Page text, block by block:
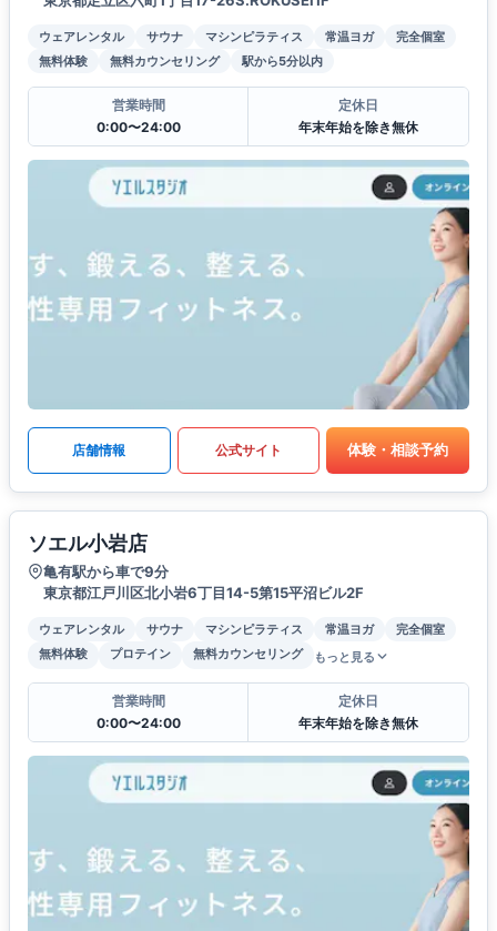
ウェアレンタル サウナ マシンピラティス 常温ヨガ
完全個室
無料体験
無料カウンセリング 駅から5分以内
営業時間
0:00〜24:00
定休日
年末年始を除き無休
店舗情報 公式サイト 体験・相談予約
ソエル小岩店
亀有駅から車で9分
東京都江戸川区北小岩6丁目14-5第15平沼ビル2F
ウェアレンタル サウナ マシンピラティス 常温ヨガ
完全個室
無料体験
プロテイン 無料カウンセリング もっと見る
営業時間
0:00〜24:00
定休日
年末年始を除き無休